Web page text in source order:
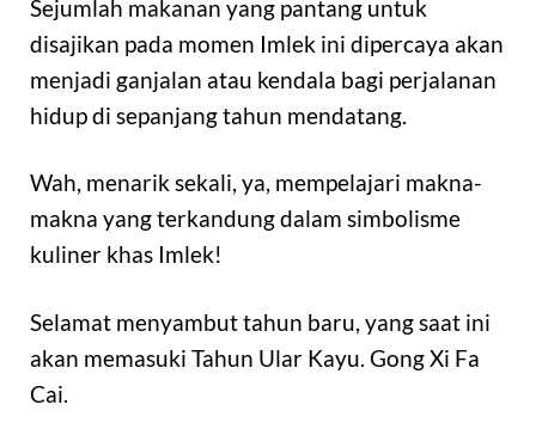
Sejumlah makanan yang pantang untuk
disajikan pada momen Imlek ini dipercaya akan
menjadi ganjalan atau kendala bagi perjalanan
hidup di sepanjang tahun mendatang.
Wah, menarik sekali, ya, mempelajari makna-
makna yang terkandung dalam simbolisme
kuliner khas Imlek!
Selamat menyambut tahun baru, yang saat ini
akan memasuki Tahun Ular Kayu. Gong Xi Fa
Cai.